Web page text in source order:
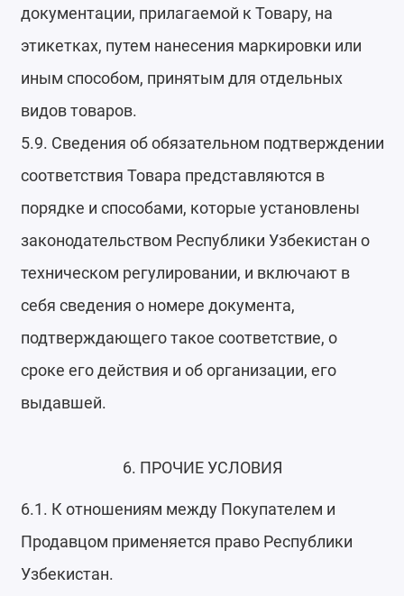
документации, прилагаемой к Товару, на
этикетках, путем нанесения маркировки или
иным способом, принятым для отдельных
видов товаров.
5.9. Сведения об обязательном подтверждении
соответствия Товара представляются в
порядке и способами, которые установлены
законодательством Республики Узбекистан о
техническом регулировании, и включают в
себя сведения о номере документа,
подтверждающего такое соответствие, о
сроке его действия и об организации, его
выдавшей.
6. ПРОЧИЕ УСЛОВИЯ
6.1. К отношениям между Покупателем и
Продавцом применяется право Республики
Узбекистан.